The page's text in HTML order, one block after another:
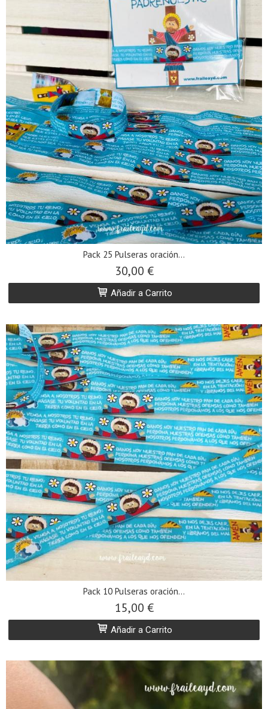
Pack 25 Pulseras oración...
30,00 €
Añadir a Carrito
Pack 10 Pulseras oración...
15,00 €
Añadir a Carrito